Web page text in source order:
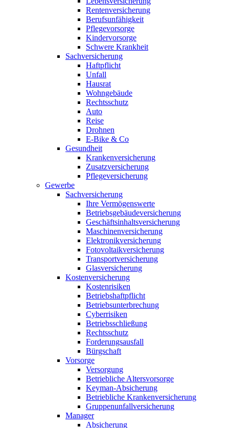
Rentenversicherung
Berufsunfähigkeit
Pflegevorsorge
Kindervorsorge
Schwere Krankheit
Sachversicherung
Haftpflicht
Unfall
Hausrat
Wohngebäude
Rechtsschutz
Auto
Reise
Drohnen
E-Bike & Co
Gesundheit
Krankenversicherung
Zusatzversicherung
Pflegeversicherung
Gewerbe
Sachversicherung
Ihre Vermögenswerte
Betriebsgebäudeversicherung
Geschäftsinhaltsversicherung
Maschinenversicherung
Elektronikversicherung
Fotovoltaikversicherung
Transportversicherung
Glasversicherung
Kostenversicherung
Kostenrisiken
Betriebshaftpflicht
Betriebsunterbrechung
Cyberrisiken
Betriebsschließung
Rechtsschutz
Forderungsausfall
Bürgschaft
Vorsorge
Versorgung
Betriebliche Altersvorsorge
Keyman-Absicherung
Betriebliche Krankenversicherung
Gruppenunfallversicherung
Manager
Absicherung